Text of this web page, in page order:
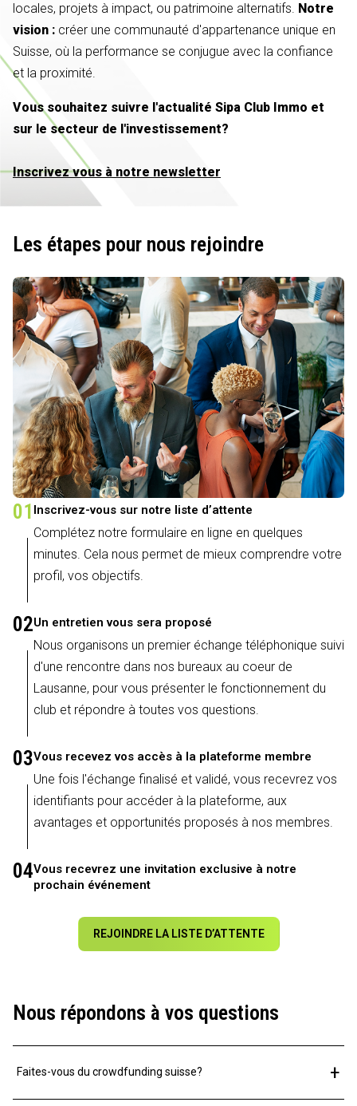
locales, projets à impact, ou patrimoine alternatifs. Notre
vision : créer une communauté d'appartenance unique en
Suisse, où la performance se conjugue avec la confiance
et la proximité.
Vous souhaitez suivre l'actualité Sipa Club Immo et
sur le secteur de l'investissement?
Inscrivez vous à notre newsletter
Les étapes pour nous rejoindre
01 Inscrivez-vous sur notre liste d’attente
Complétez notre formulaire en ligne en quelques
minutes. Cela nous permet de mieux comprendre votre
profil, vos objectifs.
02Un entretien vous sera proposé
Nous organisons un premier échange téléphonique suivi
d'une rencontre dans nos bureaux au coeur de
Lausanne, pour vous présenter le fonctionnement du
club et répondre à toutes vos questions.
03Vous recevez vos accès à la plateforme membre
Une fois l'échange finalisé et validé, vous recevrez vos
identifiants pour accéder à la plateforme, aux
avantages et opportunités proposés à nos membres.
04Vous recevrez une invitation exclusive à notre
prochain événement
REJOINDRE LA LISTE D’ATTENTE
Nous répondons à vos questions
Faites-vous du crowdfunding suisse? +